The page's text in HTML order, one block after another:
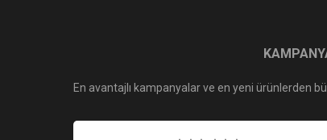
En avantajlı kampanyalar ve en yeni ürünlerden